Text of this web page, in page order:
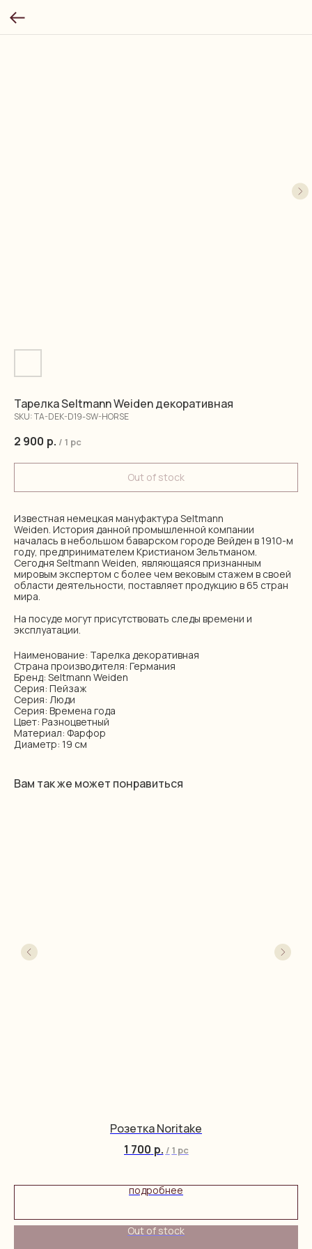
Тарелка Seltmann Weiden декоративная
SKU:TA-DEK-D19-SW-HORSE
2 900 р. / 1 pc
Out of stock
Известная немецкая мануфактура Seltmann
Weiden. История данной промышленной компании
началась в небольшом баварском городе Вейден в 1910-м
году, предпринимателем Кристианом Зельтманом.
Сегодня Seltmann Weiden, являющаяся признанным
мировым экспертом с более чем вековым стажем в своей
области деятельности, поставляет продукцию в 65 стран
мира.
На посуде могут присутствовать следы времени и
эксплуатации.
Наименование: Тарелка декоративная
Страна производителя: Германия
Бренд: Seltmann Weiden
Серия: Пейзаж
Серия: Люди
Серия: Времена года
Цвет: Разноцветный
Материал: Фарфор
Диаметр: 19 см
Вам так же может понравиться
Розетка Noritake
1 700 р. / 1 pc
подробнее
Out of stock